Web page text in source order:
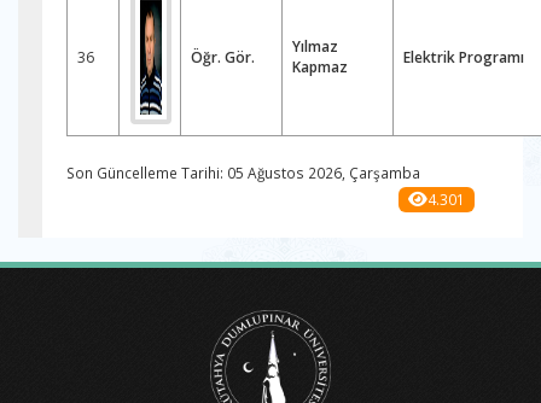
36 Öğr. Gör.
Yılmaz
Kapmaz
Elektrik Programı
Son Güncelleme Tarihi: 05 Ağustos 2026, Çarşamba
4.301